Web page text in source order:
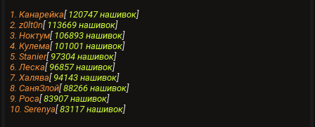
1. Кaнарейка[ 120747 нашивок]
2. z0lt0n[ 113669 нашивок]
3. Ноктум[ 106893 нашивок]
4. Кулема[ 101001 нашивок]
5. Stanier[ 97304 нашивок]
6. Леска[ 96857 нашивок]
7. Халява[ 94143 нашивок]
8. СаняЗлой[ 88266 нашивок]
9. Роса[ 83907 нашивок]
10. Serenya[ 83117 нашивок]